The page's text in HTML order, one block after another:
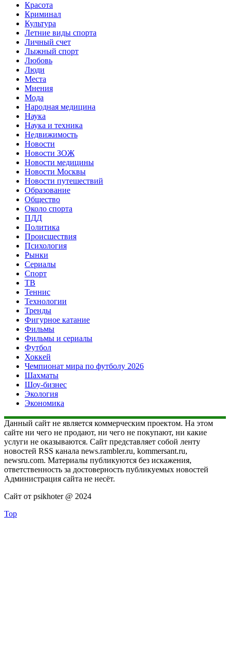
Красота
Криминал
Культура
Летние виды спорта
Личный счет
Лыжный спорт
Любовь
Люди
Места
Мнения
Мода
Народная медицина
Наука
Наука и техника
Недвижимость
Новости
Новости ЗОЖ
Новости медицины
Новости Москвы
Новости путешествий
Образование
Общество
Около спорта
ПДД
Политика
Происшествия
Психология
Рынки
Сериалы
Спорт
ТВ
Теннис
Технологии
Тренды
Фигурное катание
Фильмы
Фильмы и сериалы
Футбол
Хоккей
Чемпионат мира по футболу 2026
Шахматы
Шоу-бизнес
Экология
Экономика
Данный сайт не является коммерческим проектом. На этом
сайте ни чего не продают, ни чего не покупают, ни какие
услуги не оказываются. Сайт представляет собой ленту
новостей RSS канала news.rambler.ru, kommersant.ru,
newsru.com. Материалы публикуются без искажения,
ответственность за достоверность публикуемых новостей
Администрация сайта не несёт.
Сайт от psikhoter @ 2024
Top